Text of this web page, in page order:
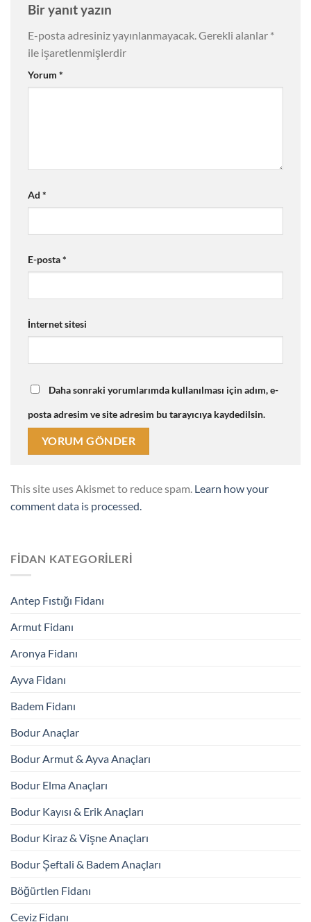
Bir yanıt yazın
E-posta adresiniz yayınlanmayacak.Gerekli alanlar *
ile işaretlenmişlerdir
Yorum *
Ad *
E-posta*
İnternet sitesi
Daha sonraki yorumlarımda kullanılması için adım, e-
posta adresim ve site adresim bu tarayıcıya kaydedilsin.
This site uses Akismet to reduce spam. Learn how your
comment data is processed.
FIDAN KATEGORILERI
Antep Fıstığı Fidanı
Armut Fidanı
Aronya Fidanı
Ayva Fidanı
Badem Fidanı
Bodur Anaçlar
Bodur Armut & Ayva Anaçları
Bodur Elma Anaçları
Bodur Kayısı & Erik Anaçları
Bodur Kiraz & Vişne Anaçları
Bodur Şeftali & Badem Anaçları
Böğürtlen Fidanı
Ceviz Fidanı